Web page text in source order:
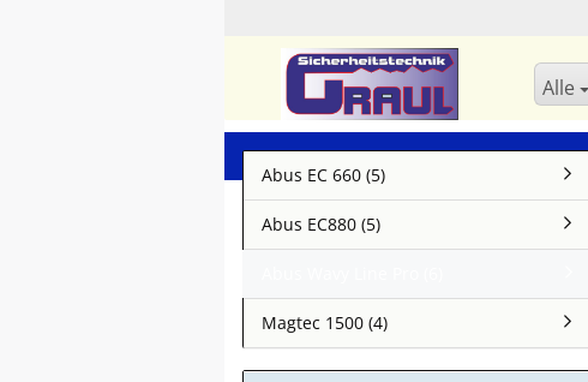
Alle
Abus EC 660 (5)
Abus EC880 (5)
Magtec 1500 (4)